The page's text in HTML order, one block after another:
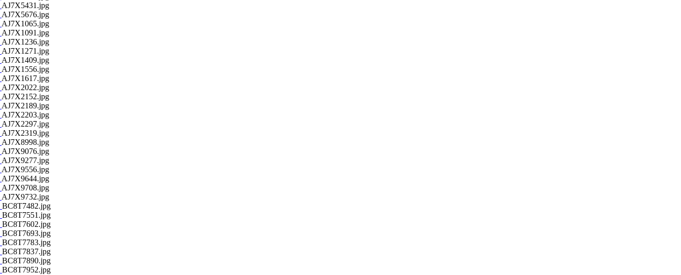
AJ7X5431.jpg
AJ7X5676.jpg
AJ7X1065.jpg
AJ7X1091.jpg
AJ7X1236.jpg
AJ7X1271.jpg
AJ7X1409.jpg
AJ7X1556.jpg
AJ7X1617.jpg
AJ7X2022.jpg
AJ7X2152.jpg
AJ7X2189.jpg
AJ7X2203.jpg
AJ7X2297.jpg
AJ7X2319.jpg
AJ7X8998.jpg
AJ7X9076.jpg
AJ7X9277.jpg
AJ7X9556.jpg
AJ7X9644.jpg
AJ7X9708.jpg
AJ7X9732.jpg
BC8T7482.jpg
BC8T7551.jpg
BC8T7602.jpg
BC8T7693.jpg
BC8T7783.jpg
BC8T7837.jpg
BC8T7890.jpg
BC8T7952.jpg